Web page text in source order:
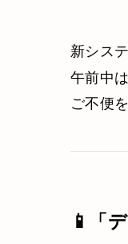
新シス
午前中
ご不便
📱「